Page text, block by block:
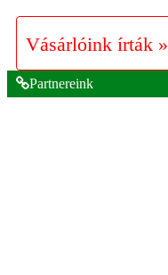
Vásárlóink írták »
Partnereink